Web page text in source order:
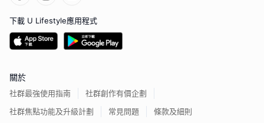
下載 U Lifestyle應用程式
關於
社群最強使用指南
社群創作有價企劃
社群焦點功能及升級計劃
常見問題 條款及細則